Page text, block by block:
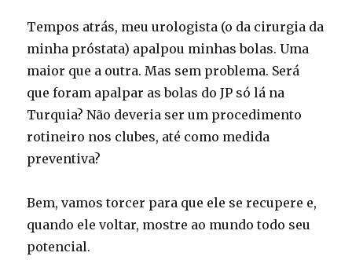
Tempos atrás, meu urologista (o da cirurgia da
minha próstata) apalpou minhas bolas. Uma
maior que a outra. Mas sem problema. Será
que foram apalpar as bolas do JP só lá na
Turquia? Não deveria ser um procedimento
rotineiro nos clubes, até como medida
preventiva?
Bem, vamos torcer para que ele se recupere e,
quando ele voltar, mostre ao mundo todo seu
potencial.